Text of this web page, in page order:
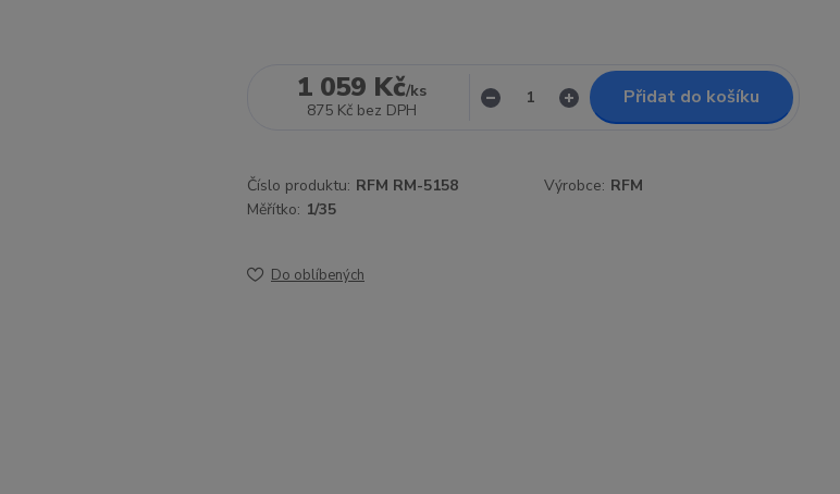
1 059 Kč/ks
875 Kč bez DPH
Přidat do košíku
Číslo produktu: RFM RM-5158 Výrobce: RFM
Měřítko: 1/35
Do oblíbených